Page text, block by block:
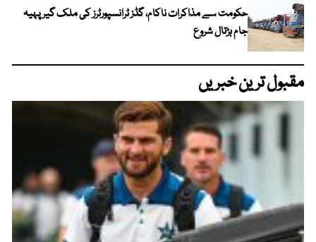
حکومت سے مذاکرات ناکام، گڈز ٹرانسپورٹرز کی ملک گیر پہیہ
جام ہڑتال شروع
مقبول ترین خبریں